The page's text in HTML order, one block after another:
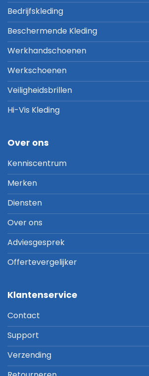
Bedrijfskleding
Beschermende Kleding
Werkhandschoenen
Werkschoenen
Veiligheidsbrillen
Hi-Vis Kleding
Over ons
Kenniscentrum
Merken
Diensten
Over ons
Adviesgesprek
Offertevergelijker
Klantenservice
Contact
Support
Verzending